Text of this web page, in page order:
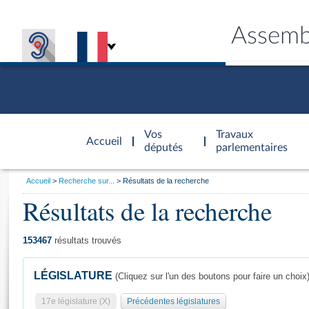
Accueil
d'accueil
Vos
députés
Travaux
parlementaires
Général
Vous
Accueil Recherche sur... Résultats de la recherche
Résultats de la recherche
153467 résultats trouvés
LÉGISLATURE (Cliquez sur l'un des boutons pour faire un choix)
17e législature (X) Précédentes législatures